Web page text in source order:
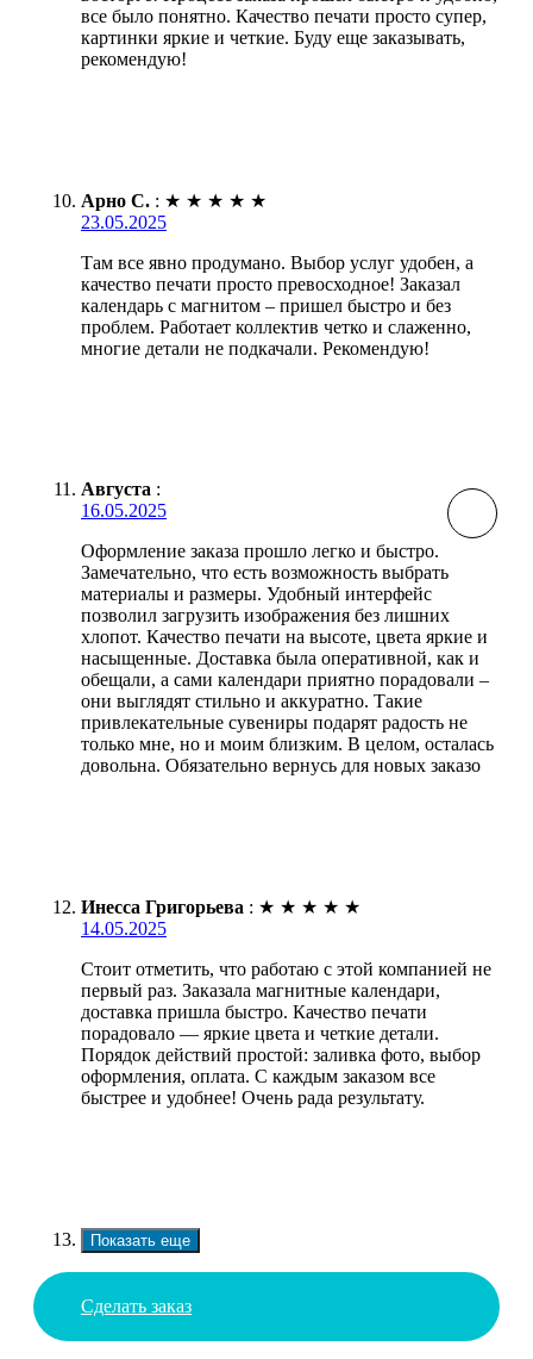
все было понятно. Качество печати просто супер,
картинки яркие и четкие. Буду еще заказывать,
рекомендую!
Арно С. : ★ ★ ★ ★ ★
23.05.2025
Там все явно продумано. Выбор услуг удобен, а
качество печати просто превосходное! Заказал
календарь с магнитом – пришел быстро и без
проблем. Работает коллектив четко и слаженно,
многие детали не подкачали. Рекомендую!
Августа :
16.05.2025
Оформление заказа прошло легко и быстро.
Замечательно, что есть возможность выбрать
материалы и размеры. Удобный интерфейс
позволил загрузить изображения без лишних
хлопот. Качество печати на высоте, цвета яркие и
насыщенные. Доставка была оперативной, как и
обещали, а сами календари приятно порадовали –
они выглядят стильно и аккуратно. Такие
привлекательные сувениры подарят радость не
только мне, но и моим близким. В целом, осталась
довольна. Обязательно вернусь для новых заказо
Инесса Григорьева : ★ ★ ★ ★ ★
14.05.2025
Стоит отметить, что работаю с этой компанией не
первый раз. Заказала магнитные календари,
доставка пришла быстро. Качество печати
порадовало — яркие цвета и четкие детали.
Порядок действий простой: заливка фото, выбор
оформления, оплата. С каждым заказом все
быстрее и удобнее! Очень рада результату.
Показать еще
Сделать заказ